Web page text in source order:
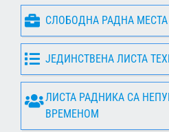
СЛОБОДНА РАДНА МЕСТА
ЈЕДИНСТВЕНА ЛИСТА
ЛИСТА РАДНИКА СА
ВРЕМЕНОМ